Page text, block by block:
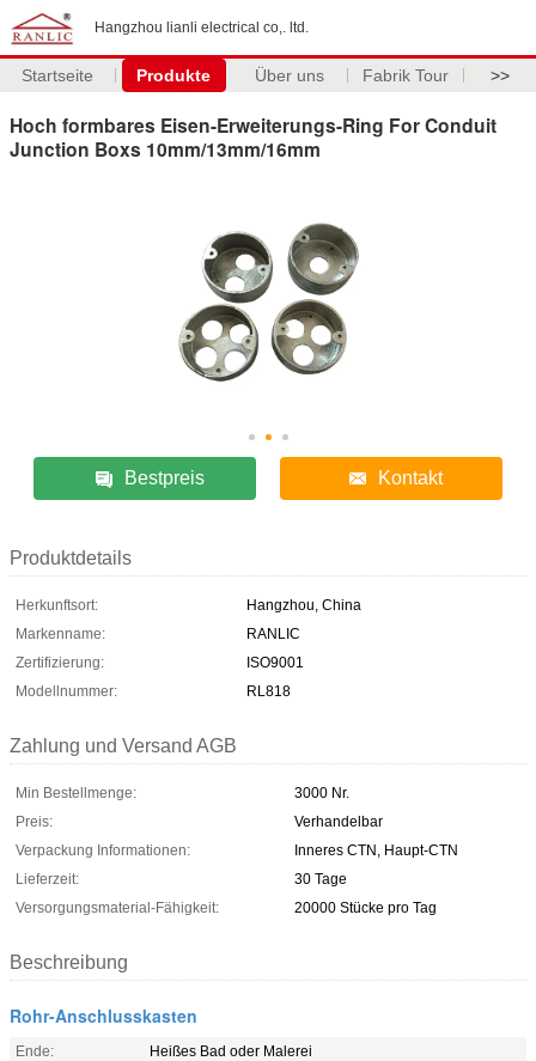
Hangzhou lianli electrical co,. ltd.
Startseite Produkte Über uns Fabrik Tour >>
Hoch formbares Eisen-Erweiterungs-Ring For Conduit
Junction Boxs 10mm/13mm/16mm
Bestpreis Kontakt
Produktdetails
Herkunftsort:
Hangzhou, China
Markenname:
RANLIC
Zertifizierung:
ISO9001
Modellnummer:
RL818
Zahlung und Versand AGB
Min Bestellmenge:
3000 Nr.
Preis:
Verhandelbar
Verpackung Informationen:
Inneres CTN, Haupt-CTN
Lieferzeit:
30 Tage
Versorgungsmaterial-Fähigkeit:
20000 Stücke pro Tag
Beschreibung
Rohr-Anschlusskasten
Ende:
Heißes Bad oder Malerei